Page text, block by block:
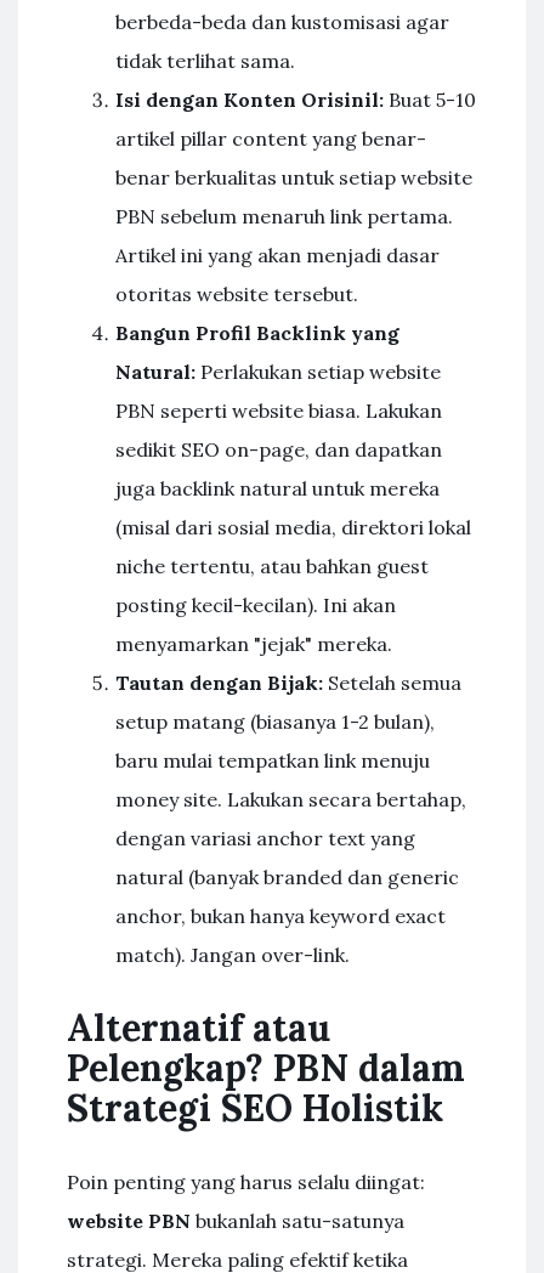
berbeda-beda dan kustomisasi agar
tidak terlihat sama.
Isi dengan Konten Orisinil: Buat 5-10
artikel pillar content yang benar-
benar berkualitas untuk setiap website
PBN sebelum menaruh link pertama.
Artikel ini yang akan menjadi dasar
otoritas website tersebut.
Bangun Profil Backlink yang
Natural: Perlakukan setiap website
PBN seperti website biasa. Lakukan
sedikit SEO on-page, dan dapatkan
juga backlink natural untuk mereka
(misal dari sosial media, direktori lokal
niche tertentu, atau bahkan guest
posting kecil-kecilan). Ini akan
menyamarkan "jejak" mereka.
Tautan dengan Bijak: Setelah semua
setup matang (biasanya 1-2 bulan),
baru mulai tempatkan link menuju
money site. Lakukan secara bertahap,
dengan variasi anchor text yang
natural (banyak branded dan generic
anchor, bukan hanya keyword exact
match). Jangan over-link.
Alternatif atau
Pelengkap? PBN dalam
Strategi SEO Holistik
Poin penting yang harus selalu diingat:
website PBN bukanlah satu-satunya
strategi. Mereka paling efektif ketika